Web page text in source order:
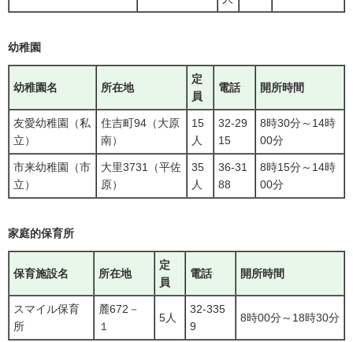
幼稚園
幼稚園名 所在地
定
員
電話 開所時間
友愛幼稚園（私
立）
住吉町94（大原
南）
15
人
32-29
15
8時30分～14時
00分
市来幼稚園（市
立）
大里3731（平佐
原）
35
人
36-31
88
8時15分～14時
00分
家庭的保育所
保育施設名 所在地
定
員
電話 開所時間
スマイル保育
所
麓672－
１
5人
32-335
9
8時00分～18時30分